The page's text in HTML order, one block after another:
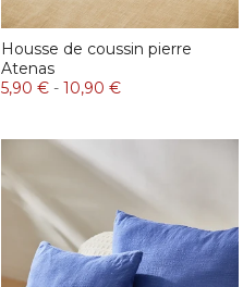
Housse de coussin pierre
Atenas
5,90 € - 10,90 €